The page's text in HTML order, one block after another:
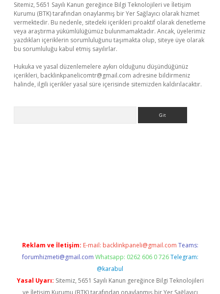
Sitemiz, 5651 Sayılı Kanun gereğince Bilgi Teknolojileri ve İletişim
Kurumu (BTK) tarafından onaylanmış bir Yer Sağlayıcı olarak hizmet
vermektedir. Bu nedenle, sitedeki içerikleri proaktif olarak denetleme
veya araştırma yükümlülüğümüz bulunmamaktadır. Ancak, üyelerimiz
yazdıkları içeriklerin sorumluluğunu taşımakta olup, siteye üye olarak
bu sorumluluğu kabul etmiş sayılırlar.
Hukuka ve yasal düzenlemelere aykırı olduğunu düşündüğünüz
içerikleri, backlinkpanelicomtr@gmail.com adresine bildirmeniz
halinde, ilgili içerikler yasal süre içerisinde sitemizden kaldırılacaktır.
Reklam ve İletişim: E-mail: backlinkpaneli@gmail.com Teams:
forumhizmeti@gmail.com Whatsapp: 0262 606 0 726 Telegram:
@karabul
Yasal Uyarı: Sitemiz, 5651 Sayılı Kanun gereğince Bilgi Teknolojileri
ve İletişim Kurumu (BTK) tarafından onaylanmış bir Yer Sağlayıcı